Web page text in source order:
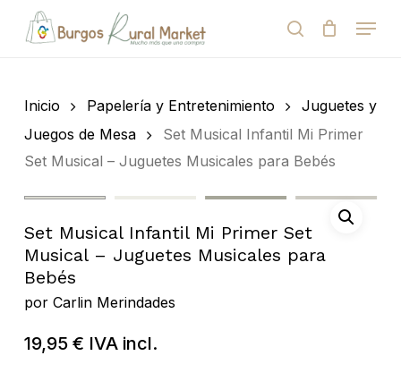
de
search
Menu
Cart
Inicio Papelería y Entretenimiento
Juguetes y
Juegos de Mesa
Set Musical Infantil Mi Primer
Set Musical – Juguetes Musicales para Bebés
Set Musical Infantil Mi Primer Set
Musical – Juguetes Musicales para
Bebés
por Carlin Merindades
19,95 € IVA incl.